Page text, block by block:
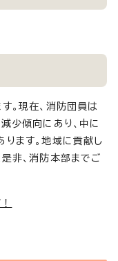
。現在、消防団員は
少傾向にあり、中に
ます。地域に貢献し
非、消防本部までご